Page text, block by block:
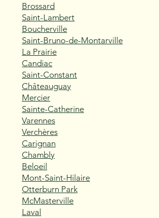
Brossard
Saint-Lambert
Boucherville
Saint-Bruno-de-Montarville
La Prairie
Candiac
Saint-Constant
Châteauguay
Mercier
Sainte-Catherine
Varennes
Verchères
Carignan
Chambly
Beloeil
Mont-Saint-Hilaire
Otterburn Park
McMasterville
Laval